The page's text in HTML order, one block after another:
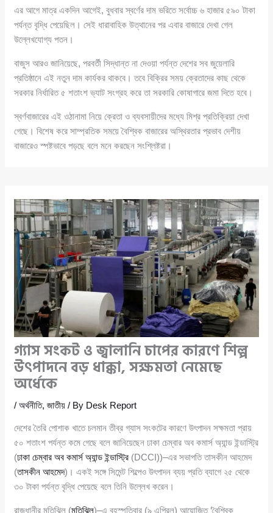
এর আগে মাত্র একদিন আগেই, বুধবার স্বর্ণের দাম ভরিতে সর্বোচ্চ ৬ হাজার ৫৯০ টাকা
পর্যন্ত বৃদ্ধি পেয়েছিল। সেই ধারাবাহিক উত্থানের পর এবার বাজারে দেখা গেল
উল্লেখযোগ্য পতন।
বাজুস আরও জানিয়েছে, পরবর্তী সিদ্ধান্ত না দেওয়া পর্যন্ত দেশের সব জুয়েলারি
প্রতিষ্ঠানে এই নতুন দাম কার্যকর থাকবে। তবে বিক্রির সময় ক্রেতাদের কাছ থেকে
সরকার নির্ধারিত ৫ শতাংশ ভ্যাট সংগ্রহ করে তা সরকারি কোষাগারে জমা দিতে হবে।
স্বর্ণবাজারের এই ওঠানামা নিয়ে ক্রেতা ও ব্যবসায়ীদের মধ্যে মিশ্র প্রতিক্রিয়া দেখা
গেছে। বিশেষ করে সাম্প্রতিক সময়ে বৈশ্বিক বাজারের অস্থিরতার প্রভাব দেশীয়
বাজারেও স্পষ্টভাবে পড়ছে বলে মনে করছেন সংশ্লিষ্টরা।
গ্যাস সংকট ও জ্বালানি চাপের কারণে শিল্প
উৎপাদনে বড় ধাক্কা, সক্ষমতা নেমেছে
অর্ধেকে
/অর্থনীতি,জাতীয় / By Desk Report
দেশের তৈরি পোশাক খাতে চলমান তীব্র গ্যাস সংকটের কারণে উৎপাদন সক্ষমতা প্রায়
৫০ শতাংশ পর্যন্ত কমে গেছে বলে জানিয়েছেন ঢাকা চেম্বার অব কমার্স অ্যান্ড ইন্ডাস্ট্রি
(ঢাকা চেম্বার অব কমার্স অ্যান্ড ইন্ডাস্ট্রি (DCCI))–এর সভাপতি তাসকীন আহমেদ
(তাসকীন আহমেদ)। একই সঙ্গে সিমেন্ট শিল্পেও উৎপাদন ব্যয় প্রতি ব্যাগে ২৫ থেকে
৩০ টাকা পর্যন্ত বৃদ্ধি পেয়েছে বলে তিনি উল্লেখ করেন।
রাজধানীর মতিঝিল (মতিঝিল)–এ বৃহস্পতিবার (৯ এপ্রিল) আয়োজিত ‘বৈশ্বিক